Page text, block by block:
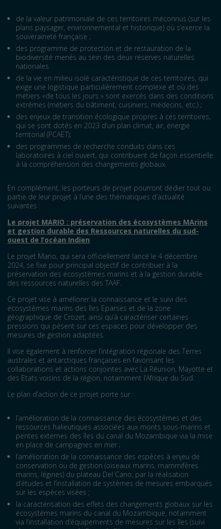
de la valeur patrimoniale de ces territoires méconnus (sur les
plans paysager, environnemental et historique) où s’exerce la
souveraineté française ;
des programme de protection et de restauration de la
biodiversité menés au sein des deux réserves naturelles
nationales
de la vie en milieu isolé caractéristique de ces territoires, qui
exige une logistique particulièrement complexe et où des
métiers «de tous les jours » sont exercés dans des conditions
extrêmes (métiers du bâtiment, cuisiniers, médecins, etc.) ;
des enjeux de transition écologique propres à ces territoires,
qui se sont dotés en 2023 d’un plan climat, air, énergie
territorial (PCAET);
des programmes de recherche conduits dans ces
laboratoires à ciel ouvert, qui contribuent de façon essentielle
à la compréhension des changements globaux.
En complément, les porteurs de projet pourront dédier tout ou
partie de leur projet à l’une des thématiques d’actualité
suivantes :
Le projet MARIO : préservation des écosystèmes MArins
et gestion durable des Ressources naturelles du sud-
ouest de l’océan Indien
Le projet Mario, qui sera officiellement lancé le 4 décembre
2024, se fixe pour principal objectif de contribuer à la
préservation des écosystèmes marins et à la gestion durable
des ressources naturelles des TAAF.
Ce projet vise à améliorer la connaissance et le suivi des
écosystèmes marins des îles Eparses et de la zone
géographique de Crozet, ainsi qu’à caractériser certaines
pressions qui pèsent sur ces espaces pour développer des
mesures de gestion adaptées.
Il vise également à renforcer l’intégration régionale des Terres
australes et antarctiques françaises en favorisant les
collaborations et actions conjointes avec La Réunion, Mayotte et
des Etats voisins de la région, notamment l’Afrique du Sud.
Le plan d’action de ce projet porte sur :
l’amélioration de la connaissance des écosystèmes et des
ressources halieutiques associées aux monts sous-marins et
pentes externes des îles du canal du Mozambique via la mise
en place de campagnes en mer ;
l’amélioration de la connaissance des espèces à enjeu de
conservation ou de gestion (oiseaux marins, mammifères
marins, légines) du plateau Del Cano, par la réalisation
d’études et l’installation de systèmes de mesures embarqués
sur les espèces visées ;
la caractérisation des effets des changements globaux sur les
écosystèmes marins du canal du Mozambique, notamment
via l’installation d’équipements de mesures sur les îles (suivi